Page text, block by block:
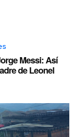
Messi: Así
de Leonel